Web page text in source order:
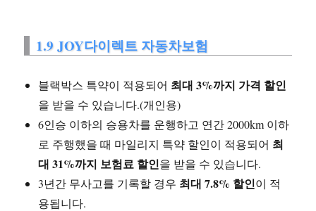
1.9 JOY다이렉트 자동차보험
블랙박스 특약이 적용되어 최대 3%까지 가격 할인
을 받을 수 있습니다.(개인용)
6인승 이하의 승용차를 운행하고 연간 2000km 이하
로 주행했을 때 마일리지 특약 할인이 적용되어 최
대 31%까지 보험료 할인을 받을 수 있습니다.
3년간 무사고를 기록할 경우 최대 7.8% 할인이 적
용됩니다.